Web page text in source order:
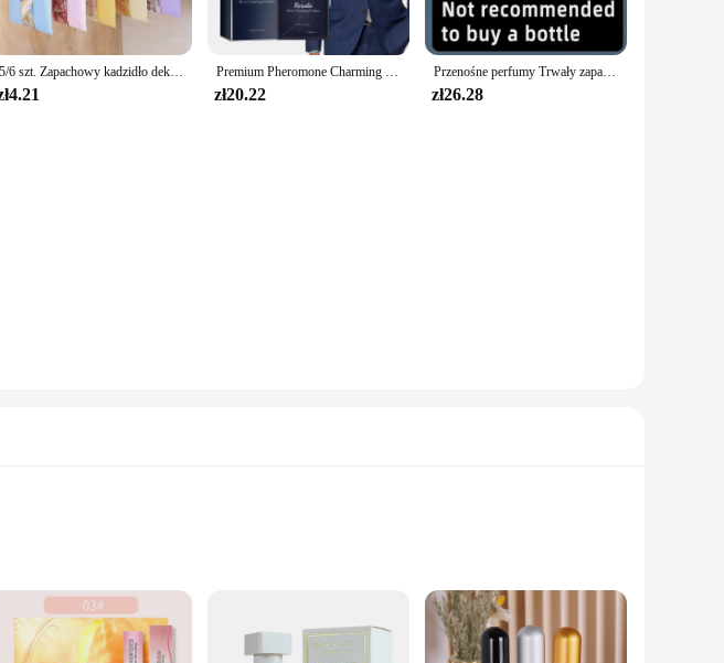
5/6 szt. Zapachowy kadzidło dekoracje wiszące szafa saszetka do samochodu wisząca saszetka zapachowa aromaterapia perfumowany odświeżacz powietrza Premium Pheromone Charming for Men Premium and Long-lasting Scent Refreshing and Romantic Perfume Essential Oil To Attract Women
zł20.22
Przenośne perfumy Trwały zapach Feromonowe perfumy dla mężczyzn i kobiet Perfumy dla dorosłych Niezbędne flirtowanie seksualnie
zł26.28